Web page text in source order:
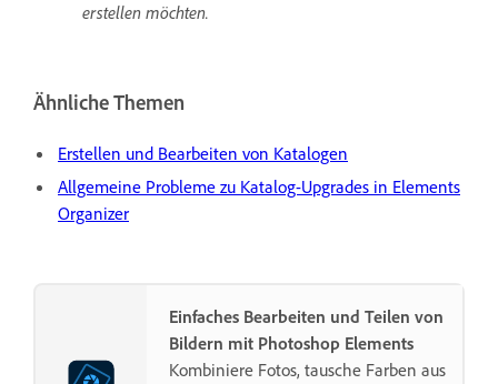
erstellen möchten.
Ähnliche Themen
Erstellen und Bearbeiten von Katalogen
Allgemeine Probleme zu Katalog-Upgrades in Elements
Organizer
Einfaches Bearbeiten und Teilen von
Bildern mit Photoshop Elements
Kombiniere Fotos, tausche Farben aus